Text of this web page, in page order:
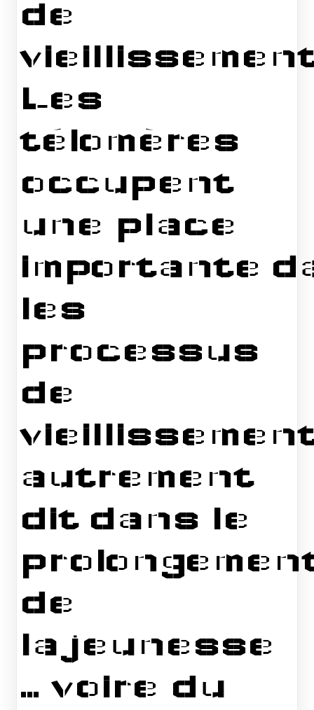
de
Les
télomères
occupent
une place
importante
les
processus
de
autrement
dit dans le
de
la jeunesse
… voire du